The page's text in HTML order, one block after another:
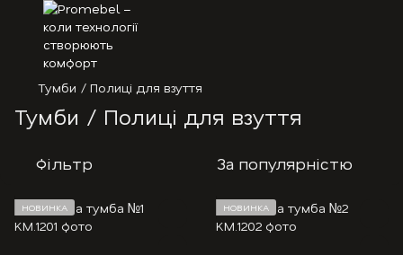
Тумби / Полиці для взуття
Тумби / Полиці для взуття
Фільтр За популярністю
НОВИНКА НОВИНКА